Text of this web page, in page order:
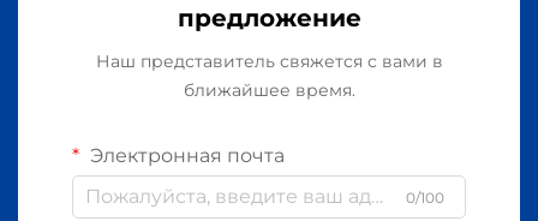
предложение
Наш представитель свяжется с вами в
ближайшее время.
Электронная почта
0/100